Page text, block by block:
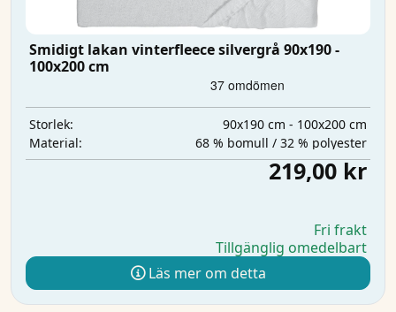
Smidigt lakan vinterfleece silvergrå 90x190 -
100x200 cm
Storlek:
90x190 cm - 100x200 cm
Material:
68 % bomull / 32 % polyester
219,00 kr
Fri frakt
Tillgänglig omedelbart
Läs mer om detta